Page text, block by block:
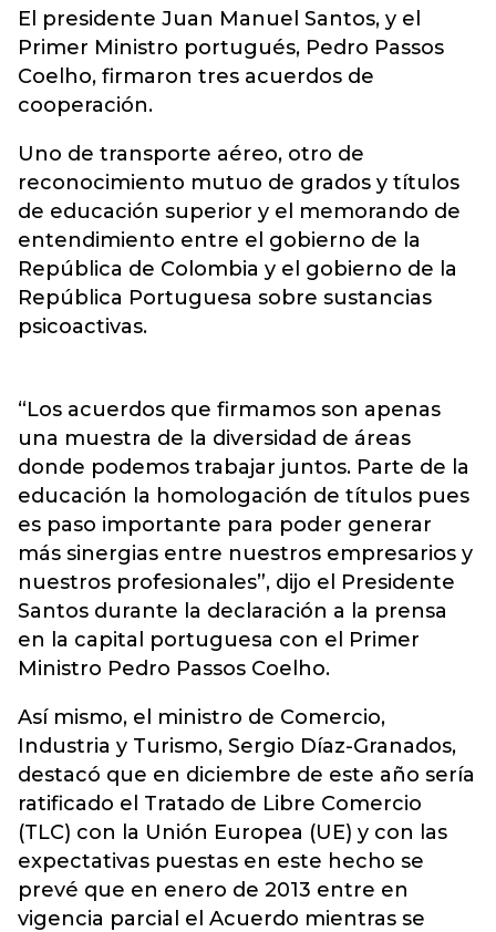
El presidente Juan Manuel Santos, y el
Primer Ministro portugués, Pedro Passos
Coelho, firmaron tres acuerdos de
cooperación.
Uno de transporte aéreo, otro de
reconocimiento mutuo de grados y títulos
de educación superior y el memorando de
entendimiento entre el gobierno de la
República de Colombia y el gobierno de la
República Portuguesa sobre sustancias
psicoactivas.
“Los acuerdos que firmamos son apenas
una muestra de la diversidad de áreas
donde podemos trabajar juntos. Parte de la
educación la homologación de títulos pues
es paso importante para poder generar
más sinergias entre nuestros empresarios y
nuestros profesionales”, dijo el Presidente
Santos durante la declaración a la prensa
en la capital portuguesa con el Primer
Ministro Pedro Passos Coelho.
Así mismo, el ministro de Comercio,
Industria y Turismo, Sergio Díaz-Granados,
destacó que en diciembre de este año sería
ratificado el Tratado de Libre Comercio
(TLC) con la Unión Europea (UE) y con las
expectativas puestas en este hecho se
prevé que en enero de 2013 entre en
vigencia parcial el Acuerdo mientras se